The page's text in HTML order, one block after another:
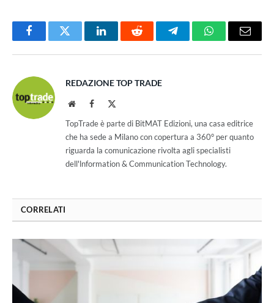
FacebookTwitter LinkedInReddit TelegramWhatsAppEmail
REDAZIONE TOP TRADE
WebsiteFacebook
TopTrade è parte di BitMAT Edizioni, una casa editrice
che ha sede a Milano con copertura a 360° per quanto
riguarda la comunicazione rivolta agli specialisti
dell'lnformation & Communication Technology.
CORRELATI